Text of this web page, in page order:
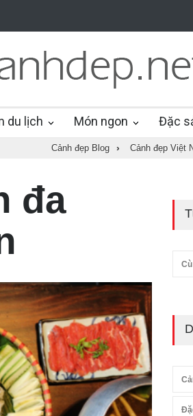
du lịch Món ngon Đặc
Cảnh đẹp Blog › Cảnh đẹp Việt
đa